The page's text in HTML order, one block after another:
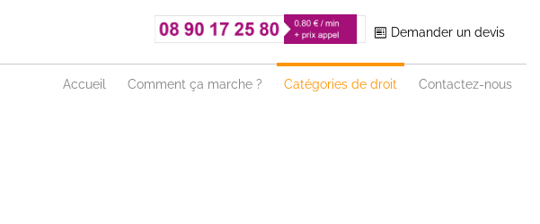
Demander un devis
Accueil Comment ça marche ? Catégories de droit Contactez-nous